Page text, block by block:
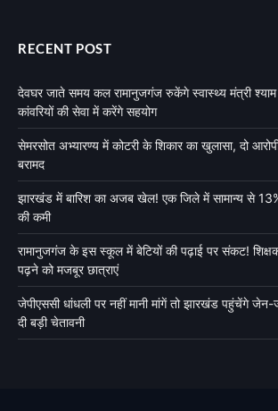
RECENT POST
देवघर जाते समय कल रामानुजगंज रुकेंगे स्वास्थ्य मंत्री श्याम
कांवरियों की सेवा में करेंगे सहयोग
सेमरसोत अभ्यारण्य में कोटरी के शिकार का खुलासा, दो
बरामद
झारखंड में बारिश का अजब खेल! एक जिले में सामान्य से
की कमी
रामानुजगंज के इस स्कूल में बेटियों की पढ़ाई पर संकट!
पढ़ने को मजबूर छात्राएं
जेपीएससी धांधली पर नहीं मानी मांगें तो झारखंड पहुंचेंगे
दी बड़ी चेतावनी